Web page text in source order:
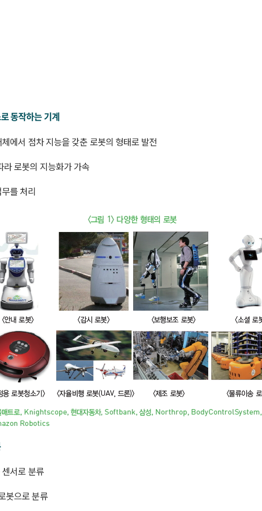
동작하는 기계
에서 점차 지능을 갖춘 로봇의 형태로 발전
로봇의 지능화가 가속
를 처리
서로 분류
봇으로 분류